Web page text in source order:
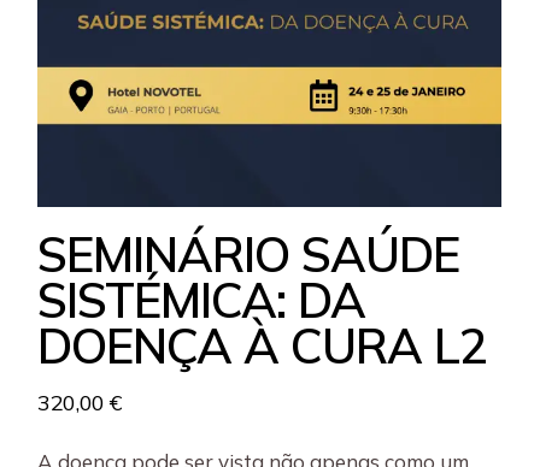
SEMINÁRIO SAÚDE
SISTÉMICA: DA
DOENÇA À CURA L2
320,00€
A doença pode ser vista não apenas como um